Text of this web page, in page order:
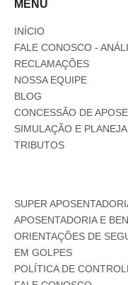
MENU
INÍCIO
FALE CONOSCO -
RECLAMAÇÕES
NOSSA EQUIPE
BLOG
CONCESSÃO DE
SIMULAÇÃO E
TRIBUTOS
SUPER
APOSENTADORIA E
ORIENTAÇÕES DE
EM GOLPES
POLÍTICA DE